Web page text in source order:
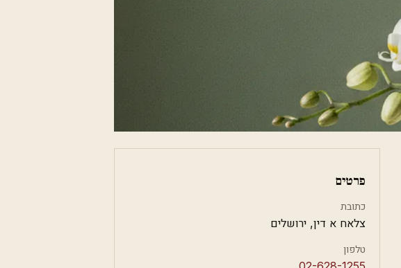
פרטים
כתובת
צלאח א דין, ירושלים
טלפון